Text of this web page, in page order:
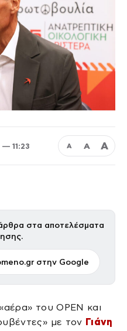
— 11:23 Α Α Α
στα αποτελέσματα
στην Google
του OPEN και
με τον Γιάνη